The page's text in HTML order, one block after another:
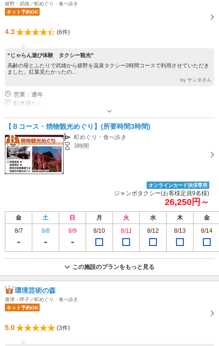
嬉野・武雄／町めぐり・食べ歩き
ネット予約OK
4.3 (6件)
“じゃらん遊び体験 タクシー観光”
高齢の母とふたりで武雄から嬉野を温泉タクシー2時間コースで利用させていただき
ました。紅葉見たかったの...
by サンタさん
営業：通年
駐車場なし
【Ｂコース・焼物観光めぐり】(所要時間3時間)
町めぐり・食べ歩き
3時間
オンラインカード決済専用
ジャンボタクシー(お客様定員9名様)
26,250円～
金 土 日 月 火 水 木
金
8/7
8/8 8/9 8/10 8/11 8/12 8/13 8/14
この施設のプランをもっと見る
環境芸術の森
唐津・呼子／町めぐり・食べ歩き
ネット予約OK
5.0 (3件)